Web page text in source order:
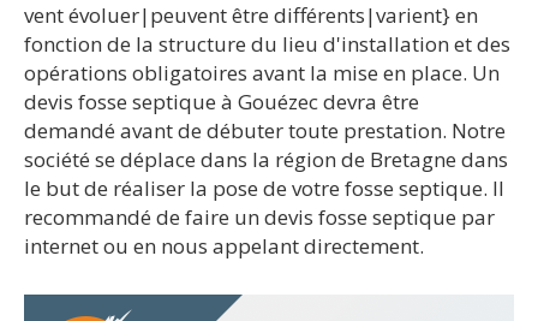
vent évoluer|peuvent être différents|varient} en
fonction de la structure du lieu d'installation et des
opérations obligatoires avant la mise en place. Un
devis fosse septique à Gouézec devra être
demandé avant de débuter toute prestation. Notre
société se déplace dans la région de Bretagne dans
le but de réaliser la pose de votre fosse septique. Il
recommandé de faire un devis fosse septique par
internet ou en nous appelant directement.